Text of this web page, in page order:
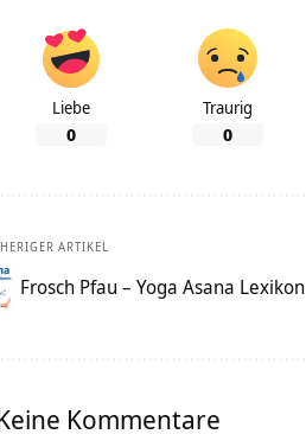
Liebe
0
Traurig
0
ARTIKEL
Frosch Pfau – Yoga Asana Lexikon
Kommentare